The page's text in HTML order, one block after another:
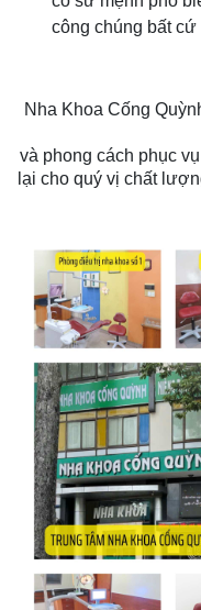
công chúng bất cứ
Nha Khoa Cống
và phong cách phục
lại cho quý vị chất